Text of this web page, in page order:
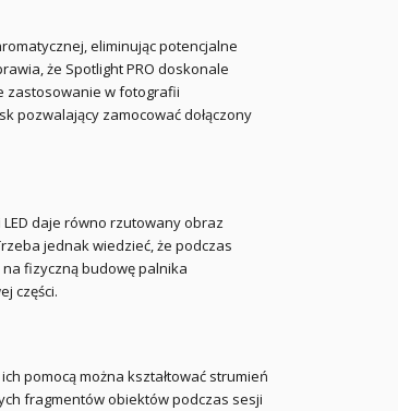
eliminując potencjalne
że Spotlight PRO doskonale
zastosowanie w fotografii
pozwalający zamocować dołączony
LED daje równo rzutowany obraz
jednak wiedzieć, że podczas
fizyczną budowę palnika
części.
pomocą można kształtować strumień
fragmentów obiektów podczas sesji